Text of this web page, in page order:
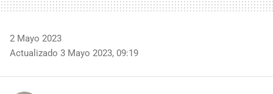
2 Mayo 2023
Actualizado 3 Mayo 2023, 09:19